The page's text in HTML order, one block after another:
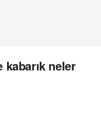
neler